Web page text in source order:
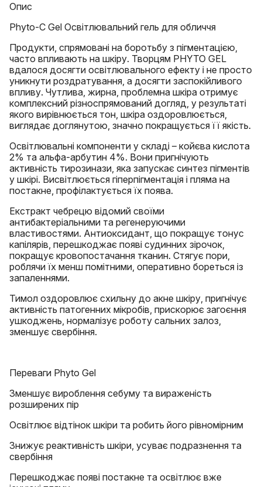
Опис
Phyto-C Gel Освітлювальний гель для обличчя
Продукти, спрямовані на боротьбу з пігментацією,
часто впливають на шкіру. Творцям PHYTO GEL
вдалося досягти освітлювального ефекту і не просто
уникнути роздратування, а досягти заспокійливого
впливу. Чутлива, жирна, проблемна шкіра отримує
комплексний різноспрямований догляд, у результаті
якого вирівнюється тон, шкіра оздоровлюється,
виглядає доглянутою, значно покращується її якість.
Освітлювальні компоненти у складі – койєва кислота
2% та альфа-арбутин 4%. Вони пригнічують
активність тирозинази, яка запускає синтез пігментів
у шкірі. Висвітлюється гіперпігментація і пляма на
постакне, профілактується їх поява.
Екстракт чебрецю відомий своїми
антибактеріальними та регенеруючими
властивостями. Антиоксидант, що покращує тонус
капілярів, перешкоджає появі судинних зірочок,
покращує кровопостачання тканин. Стягує пори,
роблячи їх менш помітними, оперативно бореться із
запаленнями.
Тимол оздоровлює схильну до акне шкіру, пригнічує
активність патогенних мікробів, прискорює загоєння
ушкоджень, нормалізує роботу сальних залоз,
зменшує свербіння.
Переваги Phyto Gel
Зменшує вироблення себуму та вираженість
розширених пір
Освітлює відтінок шкіри та робить його рівномірним
Знижує реактивність шкіри, усуває подразнення та
свербіння
Перешкоджає появі постакне та освітлює вже